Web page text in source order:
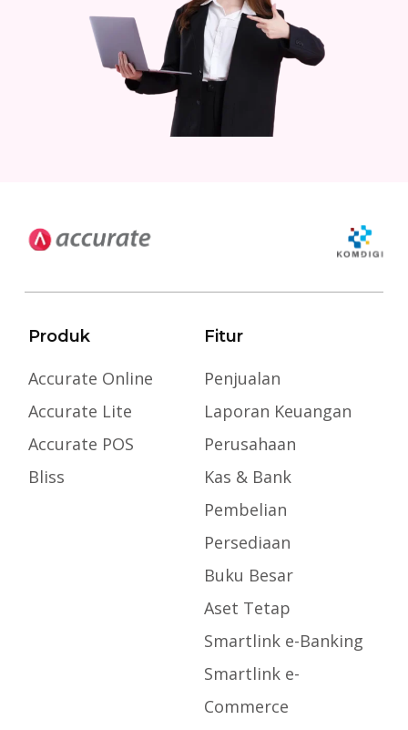
Produk
Accurate Online
Accurate Lite
Accurate POS
Bliss
Fitur
Penjualan
Laporan Keuangan
Perusahaan
Kas & Bank
Pembelian
Persediaan
Buku Besar
Aset Tetap
Smartlink e-Banking
Smartlink e-
Commerce